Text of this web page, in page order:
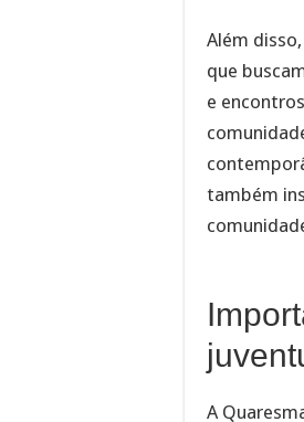
Além
que
e
também
A